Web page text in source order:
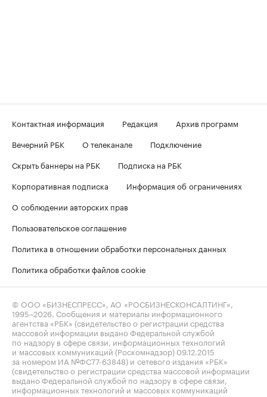
Контактная информация Редакция
Архив программ
Вечерний РБК
О телеканале
Подключение
Скрыть баннеры на РБК
Подписка на РБК
Корпоративная подписка
Информация об ограничениях
О соблюдении авторских прав
Пользовательское соглашение
Политика в отношении обработки персональных данных
Политика обработки файлов cookie
© ООО «БИЗНЕСПРЕСС», АО «РОСБИЗНЕСКОНСАЛТИНГ»,
1995–2026. Сообщения и материалы информационного
агентства «РБК» (свидетельство о регистрации средства
массовой информации выдано Федеральной службой
по надзору в сфере связи, информационных технологий
и массовых коммуникаций (Роскомнадзор) 09.12.2015
за номером ИА №ФС77-63848) и сетевого издания «РБК»
(свидетельство о регистрации средства массовой информации
выдано Федеральной службой по надзору в сфере связи,
информационных технологий и массовых коммуникаций